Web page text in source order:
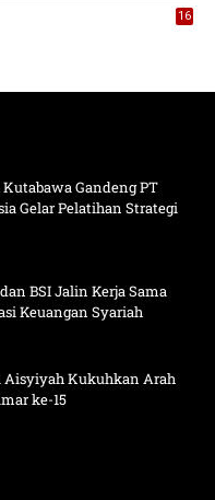
16
Gandeng PT
Gelar Pelatihan Strategi
BSI Jalin Kerja Sama
Keuangan Syariah
Aisyiyah Kukuhkan Arah
ke-15